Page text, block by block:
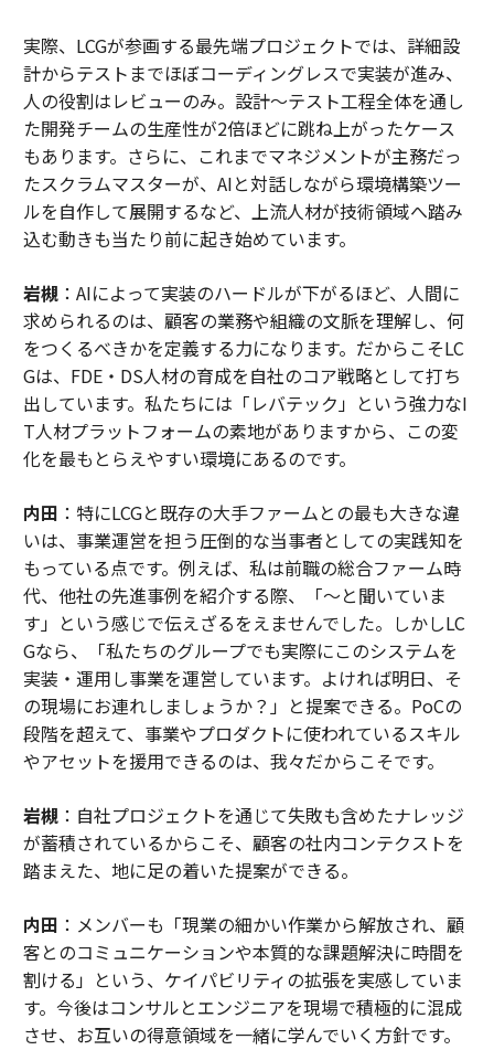
実際、LCGが参画する最先端プロジェクトでは、詳細設
計からテストまでほぼコーディングレスで実装が進み、
人の役割はレビューのみ。設計～テスト工程全体を通し
た開発チームの生産性が2倍ほどに跳ね上がったケース
もあります。さらに、これまでマネジメントが主務だっ
たスクラムマスターが、AIと対話しながら環境構築ツー
ルを自作して展開するなど、上流人材が技術領域へ踏み
込む動きも当たり前に起き始めています。
岩槻：AIによって実装のハードルが下がるほど、人間に
求められるのは、顧客の業務や組織の文脈を理解し、何
をつくるべきかを定義する力になります。だからこそLC
Gは、FDE・DS人材の育成を自社のコア戦略として打ち
出しています。私たちには「レバテック」という強力なI
T人材プラットフォームの素地がありますから、この変
化を最もとらえやすい環境にあるのです。
内田 ：特にLCGと既存の大手ファームとの最も大きな違
いは、事業運営を担う圧倒的な当事者としての実践知を
もっている点です。例えば、私は前職の総合ファーム時
代、他社の先進事例を紹介する際、「〜と聞いていま
す」という感じで伝えざるをえませんでした。しかしLC
Gなら、「私たちのグループでも実際にこのシステムを
実装・運用し事業を運営しています。よければ明日、そ
の現場にお連れしましょうか？」と提案できる。PoCの
段階を超えて、事業やプロダクトに使われているスキル
やアセットを援用できるのは、我々だからこそです。
岩槻：自社プロジェクトを通じて失敗も含めたナレッジ
が蓄積されているからこそ、顧客の社内コンテクストを
踏まえた、地に足の着いた提案ができる。
内田 ：メンバーも「現業の細かい作業から解放され、顧
客とのコミュニケーションや本質的な課題解決に時間を
割ける」という、ケイパビリティの拡張を実感していま
す。今後はコンサルとエンジニアを現場で積極的に混成
させ、お互いの得意領域を一緒に学んでいく方針です。